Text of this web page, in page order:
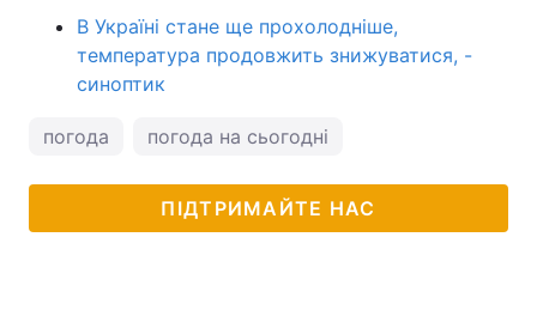
В Україні стане ще прохолодніше,
температура продовжить знижуватися, -
синоптик
погода погода на сьогодні
ПІДТРИМАЙТЕ НАС